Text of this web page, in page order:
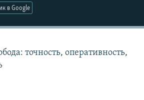
в Google
точность, оперативность,